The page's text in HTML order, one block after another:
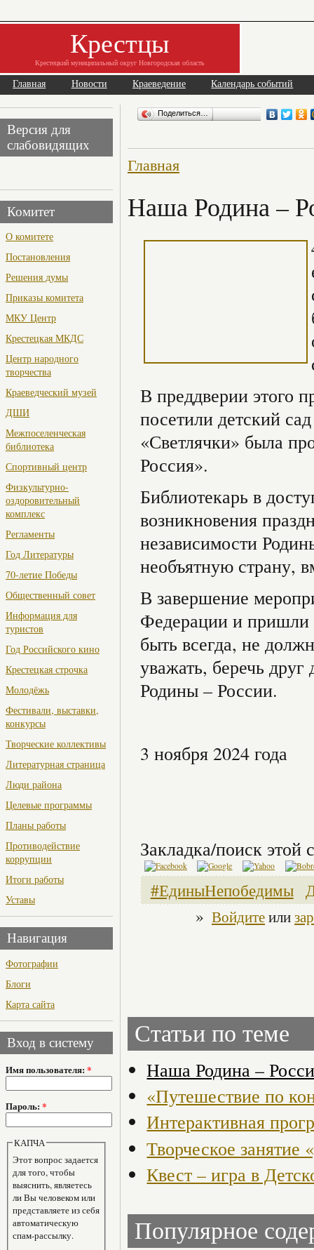
Крестцы
Крестецкий муниципальный округ Новгородская область
Главная Новости Краеведение Календарь событий
Версия для
слабовидящих
Комитет
О комитете
Постановления
Решения думы
Приказы комитета
МКУ Центр
Крестецкая МКДС
Центр народного
творчества
Краеведческий музей
ДШИ
Межпоселенческая
библиотека
Спортивный центр
Физкультурно-
оздоровительный
комплекс
Регламенты
Год Литературы
70-летие Победы
Общественный совет
Информация для
туристов
Год Российского кино
Крестецкая строчка
Молодёжь
Фестивали, выставки,
конкурсы
Творческие коллективы
Литературная страница
Люди района
Целевые программы
Планы работы
Противодействие
коррупции
Итоги работы
Уставы
Навигация
Фотографии
Блоги
Карта сайта
Вход в систему
Имя пользователя: *
Пароль: *
КАПЧА
Этот вопрос задается
для того, чтобы
выяснить, являетесь
ли Вы человеком или
представляете из себя
автоматическую
спам-рассылку.
Поделиться…
Главная
Наша Родина –
В преддверии этого
посетили детский
«Светлячки» была
Россия».
Библиотекарь в
возникновения
независимости
необъятную страну,
В завершение
Федерации и
быть всегда, не
уважать, беречь
Родины – России.
3 ноября 2024 года
Закладка/поиск этой
#ЕдиныНепобедимы
» Войдитеили
Статьи по теме
Наша Родина –
«Путешествие по
Интерактивная
Творческое занятие
Квест – игра в
Популярное